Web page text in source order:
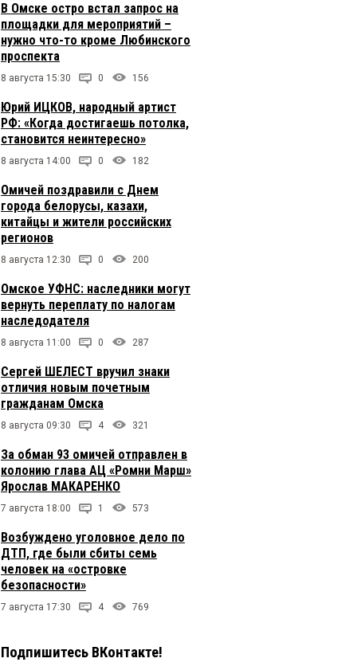
В Омске остро встал запрос на
площадки для мероприятий –
нужно что-то кроме Любинского
проспекта
8 августа 15:30 0 156
Юрий ИЦКОВ, народный артист
РФ: «Когда достигаешь потолка,
становится неинтересно»
8 августа 14:00 0 182
Омичей поздравили с Днем
города белорусы, казахи,
китайцы и жители российских
регионов
8 августа 12:30 0 200
Омское УФНС: наследники могут
вернуть переплату по налогам
наследодателя
8 августа 11:00 0 287
Сергей ШЕЛЕСТ вручил знаки
отличия новым почетным
гражданам Омска
8 августа 09:30 4 321
За обман 93 омичей отправлен в
колонию глава АЦ «Ромни Марш»
Ярослав МАКАРЕНКО
7 августа 18:00 1 573
Возбуждено уголовное дело по
ДТП, где были сбиты семь
человек на «островке
безопасности»
7 августа 17:30 4 769
Подпишитесь ВКонтакте!